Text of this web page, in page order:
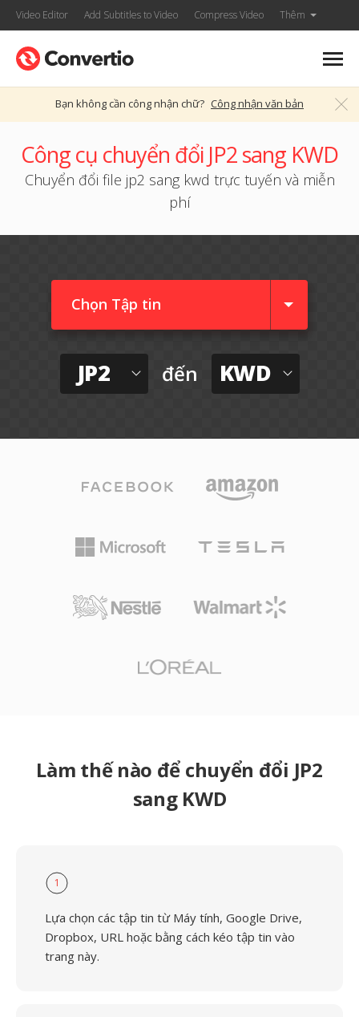
Video Editor Add Subtitles to Video Compress Video Thêm
Bạn không cần công nhận chữ? Công nhận văn bản
Công cụ chuyển đổi JP2 sang KWD
Chuyển đổi file jp2 sang kwd trực tuyến và miễn
phí
Chọn Tập tin
JP2 đến KWD
Làm thế nào để chuyển đổi JP2
sang KWD
1
Lựa chọn các tập tin từ Máy tính, Google Drive,
Dropbox, URL hoặc bằng cách kéo tập tin vào
trang này.